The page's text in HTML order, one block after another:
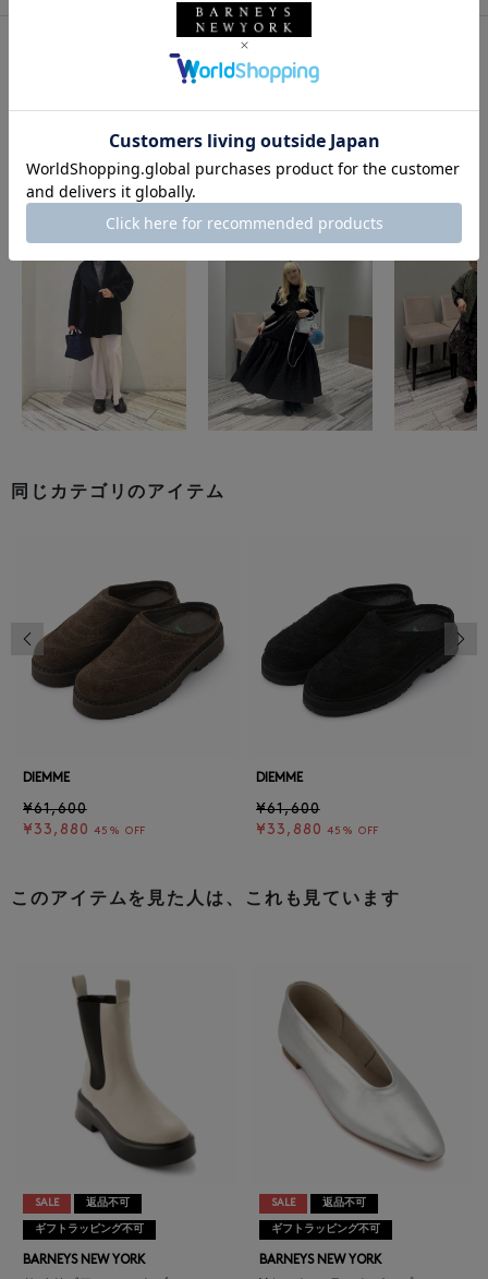
このアイテムを使用したスタイリング
同じカテゴリのアイテム
DIEMME
¥61,600
¥33,880 45% OFF
DIEMME
¥61,600
¥33,880 45% OFF
前の画像
このアイテムを見た人は、これも見ています
SALE 返品不可
ギフトラッピング不可
BARNEYS NEW YORK
SALE 返品不可
ギフトラッピング不可
BARNEYS NEW YORK